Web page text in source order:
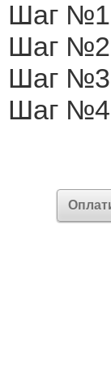
Шаг
Шаг
Шаг №3.
Шаг